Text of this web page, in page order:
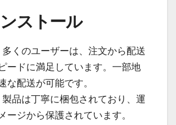
ストール
多くのユーザーは、注文から配送
ードに満足しています。一部地
な配送が可能です。
製品は丁寧に梱包されており、運
ージから保護されています。